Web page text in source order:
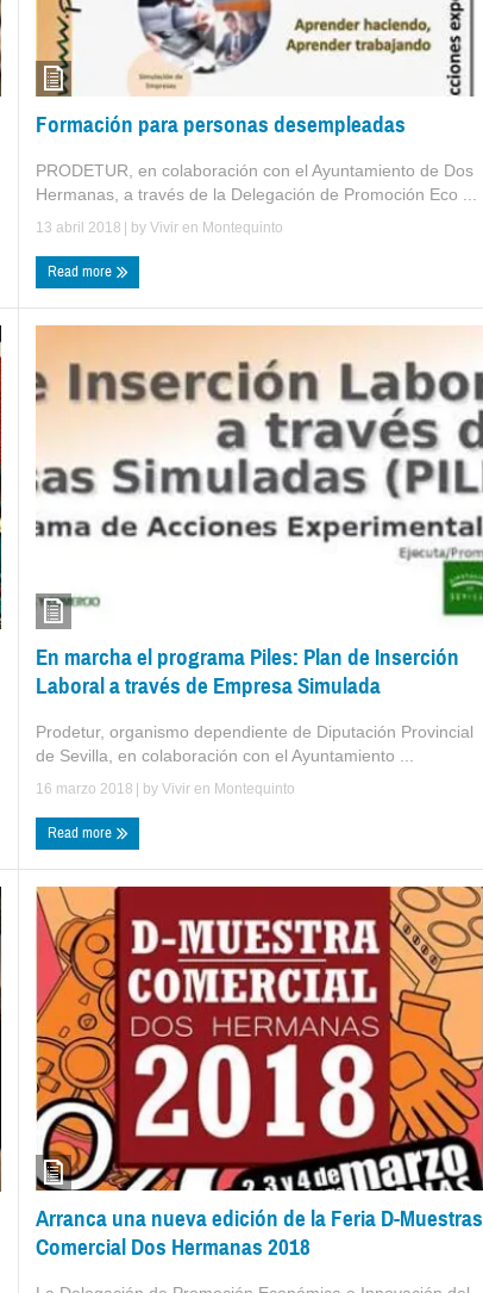
Formación para personas desempleadas
PRODETUR, en colaboración con el Ayuntamiento de Dos
Hermanas, a través de la Delegación de Promoción Eco ...
13 abril 2018 | by Vivir en Montequinto
Read more
En marcha el programa Piles: Plan de Inserción
Laboral a través de Empresa Simulada
Prodetur, organismo dependiente de Diputación Provincial
de Sevilla, en colaboración con el Ayuntamiento ...
16 marzo 2018 | by Vivir en Montequinto
Read more
Arranca una nueva edición de la Feria D-Muestras
Comercial Dos Hermanas 2018